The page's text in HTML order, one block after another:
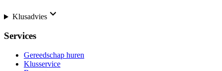
Klusadvies
Services
Gereedschap huren
Klusservice